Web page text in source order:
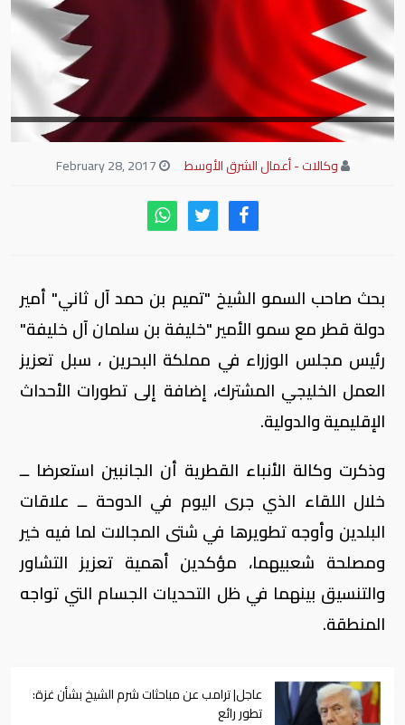
وكالات - أعمال الشرق الأوسط
بحث صاحب السمو الشيخ "تميم بن حمد آل ثاني" أمير
دولة قطر مع سمو الأمير "خليفة بن سلمان آل خليفة"
رئيس مجلس الوزراء في مملكة البحرين ، سبل تعزيز
العمل الخليجي المشترك، إضافة إلى تطورات الأحداث
الإقليمية والدولية.
وذكرت وكالة الأنباء القطرية أن الجانبين استعرضا ــ
خلال اللقاء الذي جرى اليوم في الدوحة ــ علاقات
البلدين وأوجه تطويرها في شتى المجالات لما فيه خير
ومصلحة شعبيهما، مؤكدين أهمية تعزيز التشاور
والتنسيق بينهما في ظل التحديات الجسام التي تواجه
المنطقة.
عاجل| ترامب عن مباحثات شرم الشيخ بشأن غزة:
تطور رائع